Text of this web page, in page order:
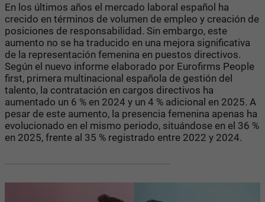
En los últimos años el mercado laboral español ha
crecido en términos de volumen de empleo y creación de
posiciones de responsabilidad. Sin embargo, este
aumento no se ha traducido en una mejora significativa
de la representación femenina en puestos directivos.
Según el nuevo informe elaborado por Eurofirms People
first, primera multinacional española de gestión del
talento, la contratación en cargos directivos ha
aumentado un 6 % en 2024 y un 4 % adicional en 2025. A
pesar de este aumento, la presencia femenina apenas ha
evolucionado en el mismo periodo, situándose en el 36 %
en 2025, frente al 35 % registrado entre 2022 y 2024.